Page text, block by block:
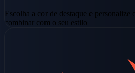
Escolha a cor de destaque e personalize
combinar com o seu estilo